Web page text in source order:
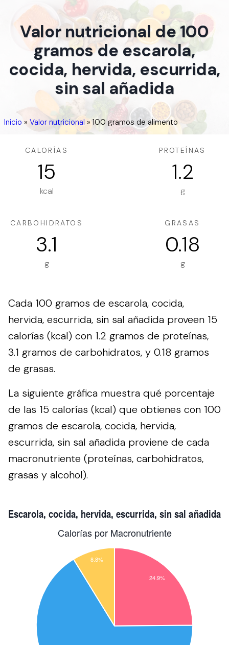
Valor nutricional de 100
gramos de escarola,
cocida, hervida, escurrida,
sin sal añadida
Inicio » Valor nutricional » 100 gramos de alimento
CALORÍAS
15
kcal
PROTEÍNAS
1.2
g
CARBOHIDRATOS
3.1
g
GRASAS
0.18
g
Cada 100 gramos de escarola, cocida,
hervida, escurrida, sin sal añadida proveen 15
calorías (kcal) con 1.2 gramos de proteínas,
3.1 gramos de carbohidratos, y 0.18 gramos
de grasas.
La siguiente gráfica muestra qué porcentaje
de las 15 calorías (kcal) que obtienes con 100
gramos de escarola, cocida, hervida,
escurrida, sin sal añadida proviene de cada
macronutriente (proteínas, carbohidratos,
grasas y alcohol).